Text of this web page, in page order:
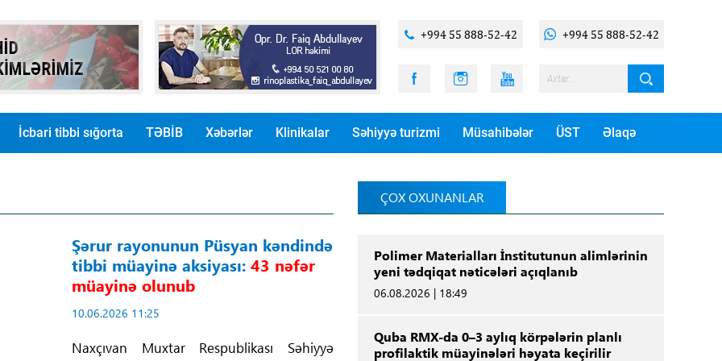
+994 55 888-52-42 +994 55 888-52-42
İcbari tibbi sığorta TƏBİB Xəbərlər Klinikalar Səhiyyə turizmi Müsahibələr ÜST Əlaqə
Şərur rayonunun Püsyan kəndində
tibbi müayinə aksiyası: 43 nəfər
müayinə olunub
10.06.2026 11:25
Naxçıvan Muxtar Respublikası Səhiyyə
ÇOX OXUNANLAR
Polimer Materialları İnstitutunun alimlərinin
yeni tədqiqat nəticələri açıqlanıb
06.08.2026 | 18:49
Quba RMX-da 0–3 aylıq körpələrin planlı
profilaktik müayinələri həyata keçirilir